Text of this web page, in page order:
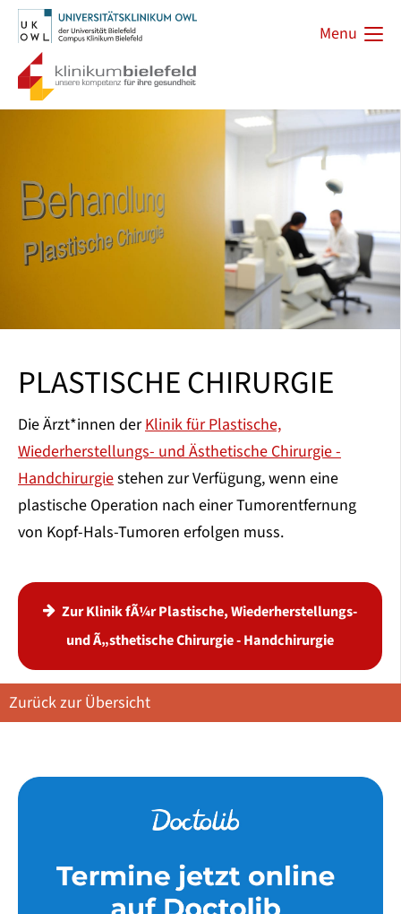
Menu
PLASTISCHE CHIRURGIE
Die Ärzt*innen derKlinik für Plastische,
Wiederherstellungs- und Ästhetische Chirurgie -
Handchirurgiestehen zur Verfügung, wenn eine
plastische Operation nach einer Tumorentfernung
von Kopf-Hals-Tumoren erfolgen muss.
Zur Klinik fÃ¼r Plastische, Wiederherstellungs-
und Ã„sthetische Chirurgie - Handchirurgie
Zurück zur Übersicht